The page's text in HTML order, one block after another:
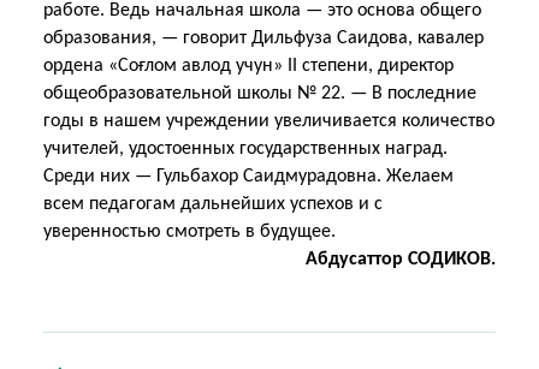
работе. Ведь начальная школа — это основа общего
образования, — говорит Дильфуза Саидова, кавалер
ордена «Соғлом авлод учун» II степени, директор
общеобразовательной школы № 22. — В последние
годы в нашем учреждении увеличивается количество
учителей, удостоенных государственных наград.
Среди них — Гульбахор Саидмурадовна. Желаем
всем педагогам дальнейших успехов и с
уверенностью смотреть в будущее.
Абдусаттор СОДИКОВ.